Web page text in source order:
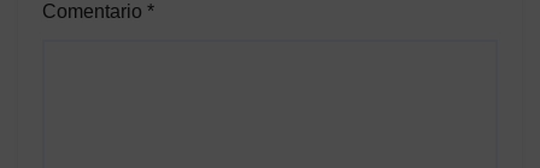
Comentario *